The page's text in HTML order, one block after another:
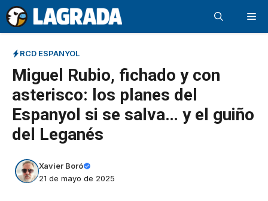
Saltar
al
contenido
RCD ESPANYOL
Miguel Rubio, fichado y con
asterisco: los planes del
Espanyol si se salva… y el guiño
del Leganés
Xavier Boró
21 de mayo de 2025